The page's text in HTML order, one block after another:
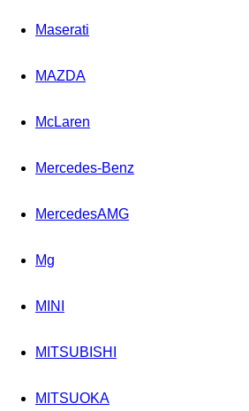
Maserati
MAZDA
McLaren
Mercedes-Benz
MercedesAMG
Mg
MINI
MITSUBISHI
MITSUOKA